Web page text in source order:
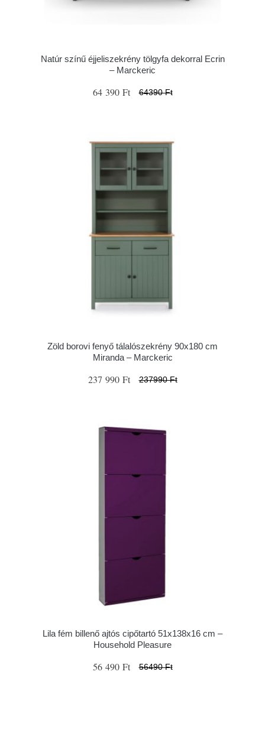
Natúr színű éjjeliszekrény tölgyfa dekorral Ecrin
– Marckeric
64 390 Ft 64390 Ft
Zöld borovi fenyő tálalószekrény 90x180 cm
Miranda – Marckeric
237 990 Ft 237990 Ft
Lila fém billenő ajtós cipőtartó 51x138x16 cm –
Household Pleasure
56 490 Ft 56490 Ft